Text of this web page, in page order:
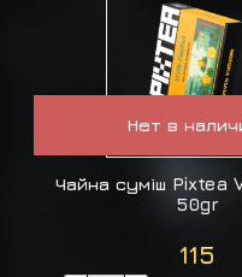
Нет в
Чайна суміш Pixtea
50gr
115